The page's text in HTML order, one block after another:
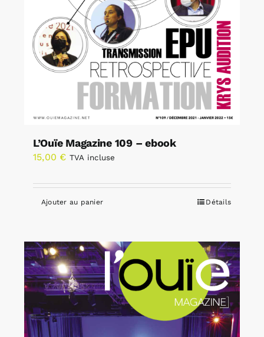
L’Ouïe Magazine 109 – ebook
15,00 € TVA incluse
Ajouter au panier Détails